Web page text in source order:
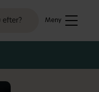
Meny